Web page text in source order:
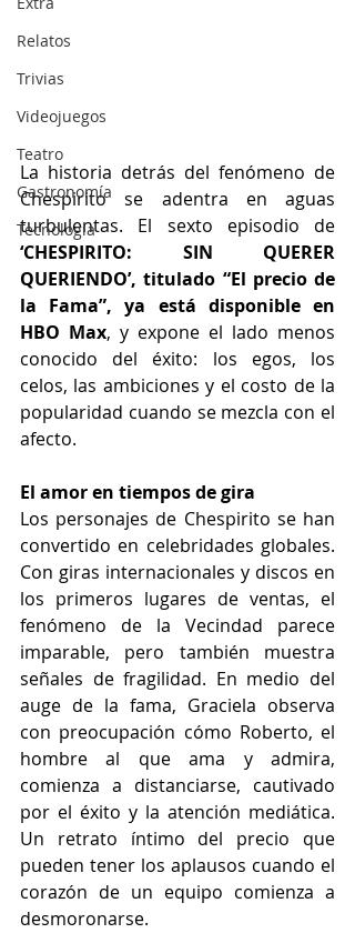
Relatos
Trivias
Videojuegos
Teatro
Gastronomía
Tecnología
La historia detrás del fenómeno de
Chespirito se adentra en aguas
turbulentas. El sexto episodio de
‘CHESPIRITO: SIN QUERER
QUERIENDO’, titulado “El precio de
la Fama”, ya está disponible en
HBO Max, y expone el lado menos
conocido del éxito: los egos, los
celos, las ambiciones y el costo de la
popularidad cuando se mezcla con el
afecto.
El amor en tiempos de gira
Los personajes de Chespirito se han
convertido en celebridades globales.
Con giras internacionales y discos en
los primeros lugares de ventas, el
fenómeno de la Vecindad parece
imparable, pero también muestra
señales de fragilidad. En medio del
auge de la fama, Graciela observa
con preocupación cómo Roberto, el
hombre al que ama y admira,
comienza a distanciarse, cautivado
por el éxito y la atención mediática.
Un retrato íntimo del precio que
pueden tener los aplausos cuando el
corazón de un equipo comienza a
desmoronarse.